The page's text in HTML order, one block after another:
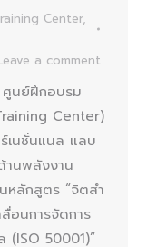
Center,
a comment
ศูนย์ฝึกอบรม
Center)
เนชั่นแนล แลบ
านพลังงาน
หลักสูตร “จิตสํา
อนการจัดการ
(ISO 50001)”